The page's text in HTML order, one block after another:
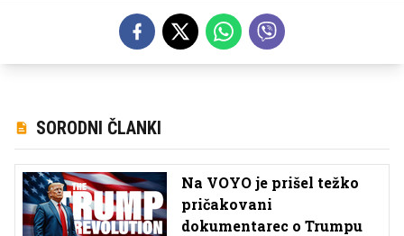
SORODNI ČLANKI
Na VOYO je prišel težko
pričakovani
dokumentarec o Trumpu